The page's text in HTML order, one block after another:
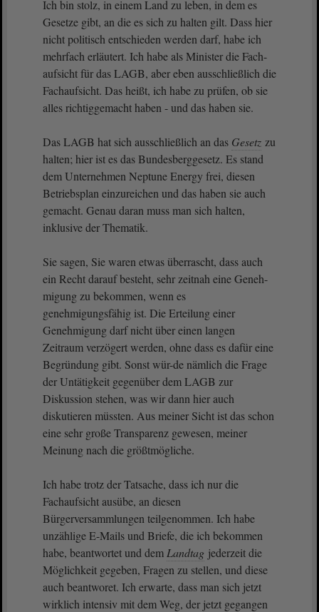
Ich bin stolz, in einem Land zu leben, in dem es
Gesetze gibt, an die es sich zu halten gilt. Dass hier
nicht politisch entschieden werden darf, habe ich
mehrfach erläutert. Ich habe als Minister die Fach-
aufsicht für das LAGB, aber eben ausschließlich die
Fachaufsicht. Das heißt, ich habe zu prüfen, ob sie
alles richtiggemacht haben - und das haben sie.
Das LAGB hat sich ausschließlich an das Gesetz zu
halten; hier ist es das Bundesberggesetz. Es stand
dem Unternehmen Neptune Energy frei, diesen
Betriebsplan einzureichen und das haben sie auch
gemacht. Genau daran muss man sich halten,
inklusive der Thematik.
Sie sagen, Sie waren etwas überrascht, dass auch
ein Recht darauf besteht, sehr zeitnah eine Geneh-
migung zu bekommen, wenn es
genehmigungsfähig ist. Die Erteilung einer
Genehmigung darf nicht über einen langen
Zeitraum verzögert werden, ohne dass es dafür eine
Begründung gibt. Sonst wür-de nämlich die Frage
der Untätigkeit gegenüber dem LAGB zur
Diskussion stehen, was wir dann hier auch
diskutieren müssten. Aus meiner Sicht ist das schon
eine sehr große Transparenz gewesen, meiner
Meinung nach die größtmögliche.
Ich habe trotz der Tatsache, dass ich nur die
Fachaufsicht ausübe, an diesen
Bürgerversammlungen teilgenommen. Ich habe
unzählige E-Mails und Briefe, die ich bekommen
habe, beantwortet und dem Landtag jederzeit die
Möglichkeit gegeben, Fragen zu stellen, und diese
auch beantworet. Ich erwarte, dass man sich jetzt
wirklich intensiv mit dem Weg, der jetzt gegangen